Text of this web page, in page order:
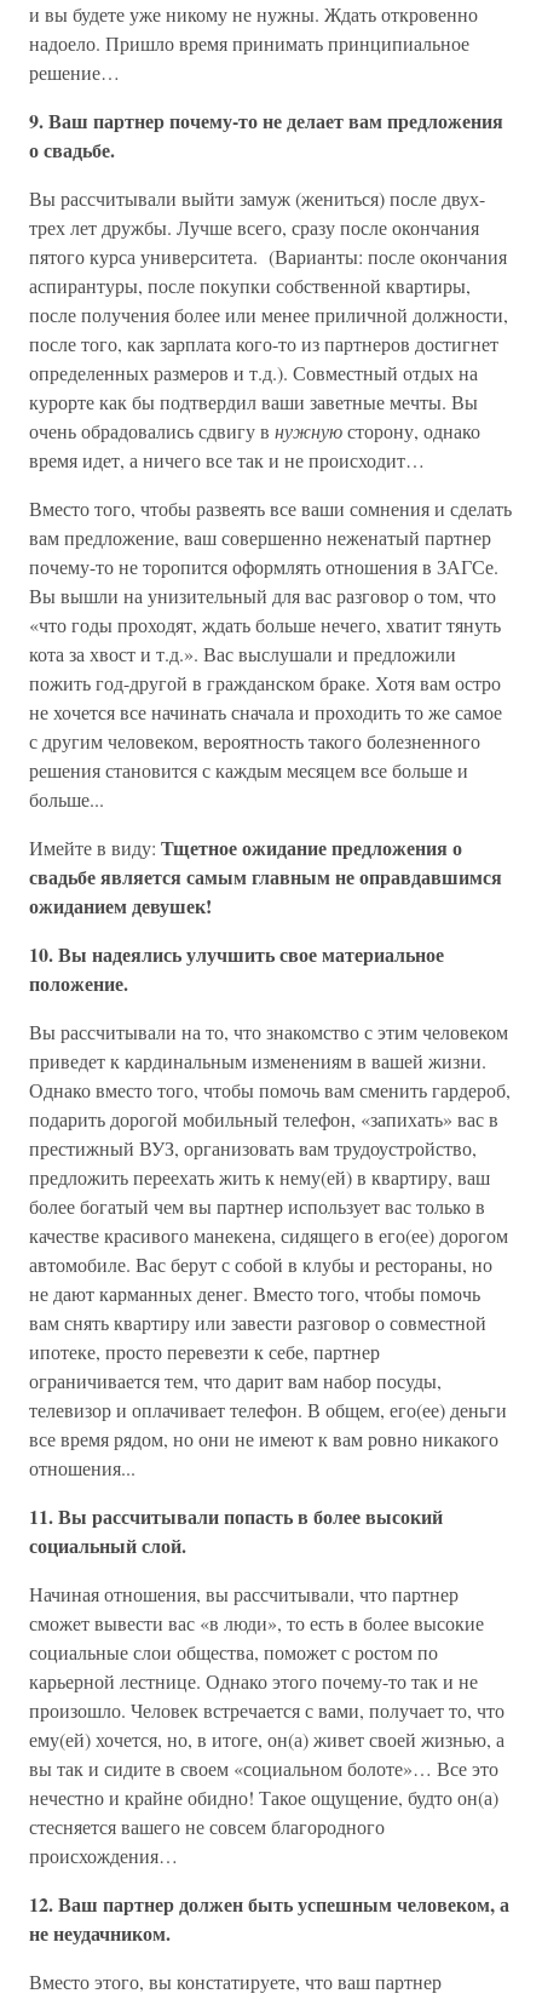
и вы будете уже никому не нужны. Ждать откровенно
надоело. Пришло время принимать принципиальное
решение…
9. Ваш партнер почему-то не делает вам предложения
о свадьбе.
Вы рассчитывали выйти замуж (жениться) после двух-
трех лет дружбы. Лучше всего, сразу после окончания
пятого курса университета. (Варианты: после окончания
аспирантуры, после покупки собственной квартиры,
после получения более или менее приличной должности,
после того, как зарплата кого-то из партнеров достигнет
определенных размеров и т.д.). Совместный отдых на
курорте как бы подтвердил ваши заветные мечты. Вы
очень обрадовались сдвигу в нужнуюсторону, однако
время идет, а ничего все так и не происходит…
Вместо того, чтобы развеять все ваши сомнения и сделать
вам предложение, ваш совершенно неженатый партнер
почему-то не торопится оформлять отношения в ЗАГСе.
Вы вышли на унизительный для вас разговор о том, что
«что годы проходят, ждать больше нечего, хватит тянуть
кота за хвост и т.д.». Вас выслушали и предложили
пожить год-другой в гражданском браке. Хотя вам остро
не хочется все начинать сначала и проходить то же самое
с другим человеком, вероятность такого болезненного
решения становится с каждым месяцем все больше и
больше...
Имейте в виду: Тщетное ожидание предложения о
свадьбе является самым главным не оправдавшимся
ожиданием девушек!
10. Вы надеялись улучшить свое материальное
положение.
Вы рассчитывали на то, что знакомство с этим человеком
приведет к кардинальным изменениям в вашей жизни.
Однако вместо того, чтобы помочь вам сменить гардероб,
подарить дорогой мобильный телефон, «запихать» вас в
престижный ВУЗ, организовать вам трудоустройство,
предложить переехать жить к нему(ей) в квартиру, ваш
более богатый чем вы партнер использует вас только в
качестве красивого манекена, сидящего в его(ее) дорогом
автомобиле. Вас берут с собой в клубы и рестораны, но
не дают карманных денег. Вместо того, чтобы помочь
вам снять квартиру или завести разговор о совместной
ипотеке, просто перевезти к себе, партнер
ограничивается тем, что дарит вам набор посуды,
телевизор и оплачивает телефон. В общем, его(ее) деньги
все время рядом, но они не имеют к вам ровно никакого
отношения...
11. Вы рассчитывали попасть в более высокий
социальный слой.
Начиная отношения, вы рассчитывали, что партнер
сможет вывести вас «в люди», то есть в более высокие
социальные слои общества, поможет с ростом по
карьерной лестнице. Однако этого почему-то так и не
произошло. Человек встречается с вами, получает то, что
ему(ей) хочется, но, в итоге, он(а) живет своей жизнью, а
вы так и сидите в своем «социальном болоте»… Все это
нечестно и крайне обидно! Такое ощущение, будто он(а)
стесняется вашего не совсем благородного
происхождения…
12. Ваш партнер должен быть успешным человеком, а
не неудачником.
Вместо этого, вы констатируете, что ваш партнер